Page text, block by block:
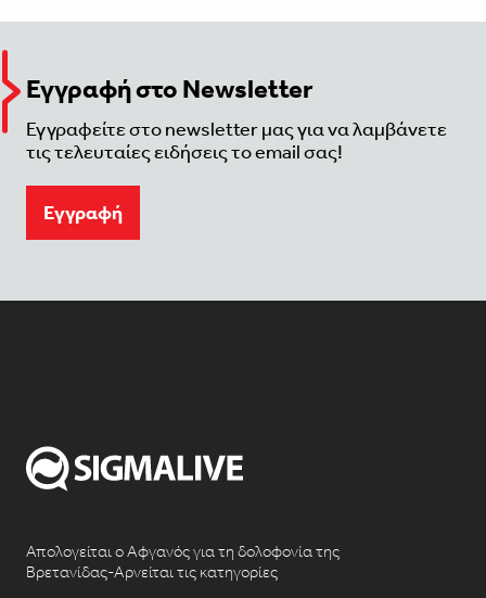
Εγγραφή στο Newsletter
Εγγραφείτε στο newsletter μας για να λαμβάνετε
τις τελευταίες ειδήσεις το email σας!
Eγγραφή
Απολογείται ο Αφγανός για τη δολοφονία της
Βρετανίδας-Αρνείται τις κατηγορίες